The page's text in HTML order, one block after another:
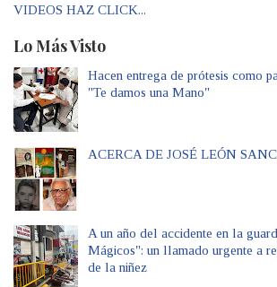
VIDEOS HAZ CLICK...
Lo Más Visto
Hacen entrega de prótesis como
"Te damos una Mano"
ACERCA DE JOSÉ LEÓN
A un año del accidente en la
Mágicos": un llamado urgente a
de la niñez